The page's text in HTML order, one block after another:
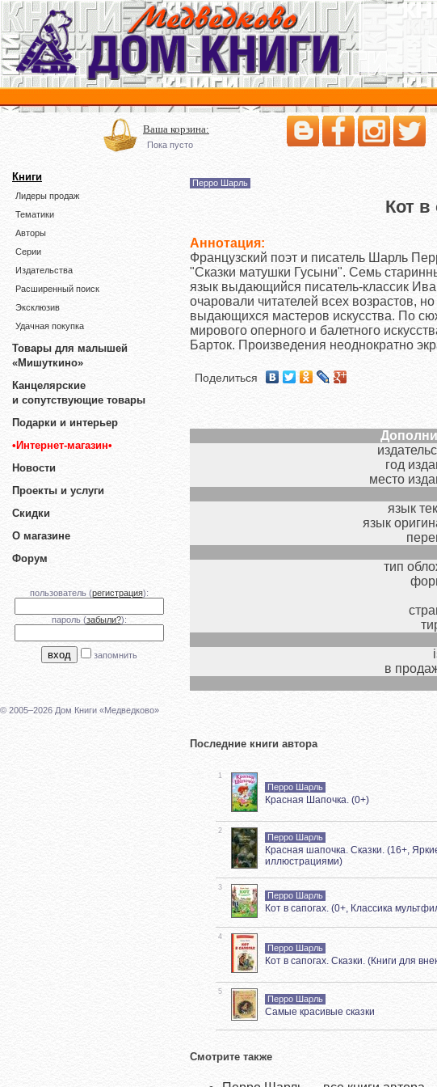
Ваша корзина:
Пока пусто
Книги
Лидеры продаж
Тематики
Авторы
Серии
Издательства
Расширенный поиск
Эксклюзив
Удачная покупка
Товары для малышей
«Мишуткино»
Канцелярские
и сопутствующие товары
Подарки и интерьер
•Интернет-магазин•
Новости
Проекты и услуги
Скидки
О магазине
Форум
пользователь (регистрация):
пароль (забыли?):
запомнить
© 2005–2026 Дом Книги «Медведково»
Перро Шарль
Кот в
Аннотация:
Французский поэт и писатель Шарль
"Сказки матушки Гусыни". Семь
язык выдающийся писатель-классик
очаровали читателей всех возрастов,
выдающихся мастеров искусства. По
мирового оперного и балетного
Барток. Произведения неоднократно
Поделиться
год
место
язык
язык
тип
в
Последние книги автора
1
Перро Шарль
Красная Шапочка. (0+)
2
Перро Шарль
Красная шапочка. Сказки. (16+,
иллюстрациями)
3
Перро Шарль
Кот в сапогах. (0+, Классика
4
Перро Шарль
Кот в сапогах. Сказки. (Книги для
5
Перро Шарль
Самые красивые сказки
Смотрите также